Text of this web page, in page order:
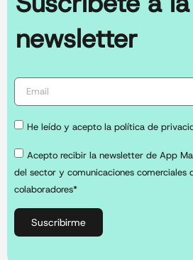
newsletter
He leído y acepto la política de
Acepto recibir la newsletter de App
del sector y comunicaciones comerciales
colaboradores*
Suscribirme